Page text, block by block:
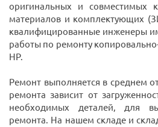
оригинальных и совместимых
материалов и комплектующих
квалифицированные инженеры
работы по ремонту
HP.
Ремонт выполняется в среднем
ремонта зависит от
необходимых деталей, для
ремонта. На нашем складе и